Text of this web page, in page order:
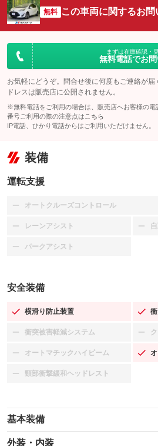
無料 この車両に関するお問
まずは在庫確認・
無料電話でお
お気軽にどうぞ。問合せ後に何度もご連絡が
ドレスは販売店に公開されません。
※無料電話をご利用の場合は、販売店へお客様の
番号ご利用の際の注意点は こちら
IP電話、ひかり電話からはご利用いただけません。
装備
運転支援
オートクルーズコントロール
：装備なし
レーンアシスト
：装備なし
パークアシスト
：装備なし
安全装備
横滑り防止装置
：装備あり
衝突被害軽減システム
：装備なし
オートマチックハイビーム
：装備なし
頸部衝撃緩和ヘッドレスト
：装備なし
基本装備
エアバッグ：運転席/助手席
：装備あり
外装・内装